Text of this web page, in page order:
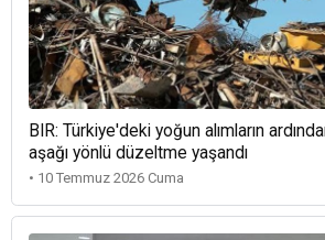
BIR: Türkiye'deki yoğun alımların
aşağı yönlü düzeltme yaşandı
• 10 Temmuz 2026 Cuma